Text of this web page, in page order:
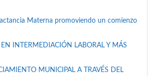
Materna promoviendo un comienzo
INTERMEDIACIÓN LABORAL Y MÁS
MUNICIPAL A TRAVÉS DEL